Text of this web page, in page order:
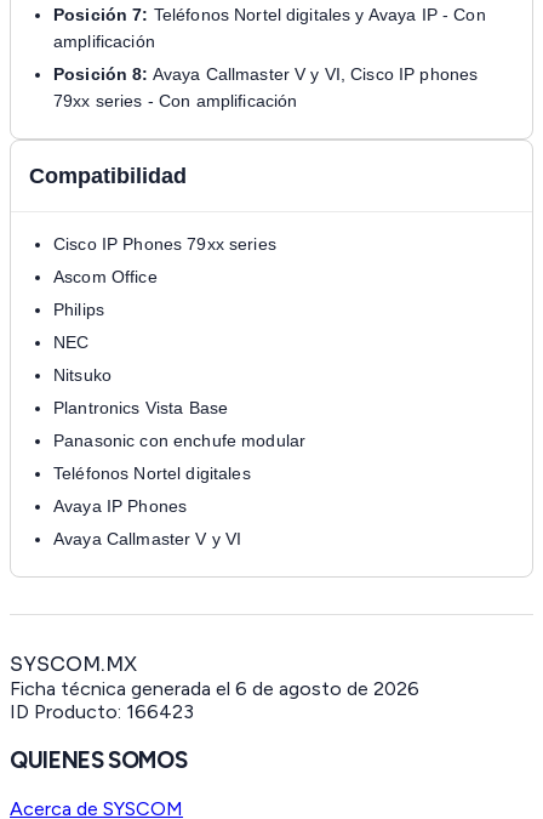
Posición 7: Teléfonos Nortel digitales y Avaya IP - Con
amplificación
Posición 8: Avaya Callmaster V y VI, Cisco IP phones
79xx series - Con amplificación
Compatibilidad
Cisco IP Phones 79xx series
Ascom Office
Philips
NEC
Nitsuko
Plantronics Vista Base
Panasonic con enchufe modular
Teléfonos Nortel digitales
Avaya IP Phones
Avaya Callmaster V y VI
SYSCOM.MX
Ficha técnica generada el 6 de agosto de 2026
ID Producto: 166423
QUIENES SOMOS
Acerca de SYSCOM